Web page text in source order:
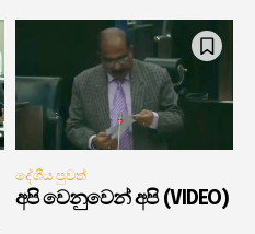
දේශීය පුවත්
අපි වෙනුවෙන් අපි (VIDEO)